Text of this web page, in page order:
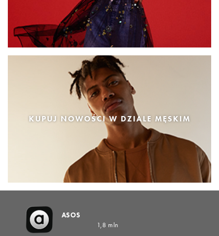
KUPUJ NOWOŚCI W DZIALE MĘSKIM
ASOS
1,8 mln